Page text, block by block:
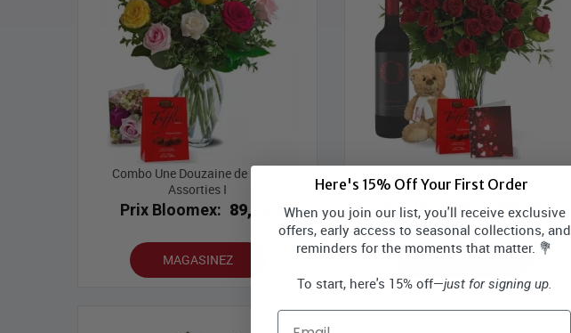
Combo Une Douzaine de Roses
Assorties I
Prix Bloomex: 89,99 $
MAGASINEZ
Collection Roses et Vin VI
Prix Bloomex: 249,99 $
Here's 15% Off Your First Order
When you join our list, you'll receive exclusive
offers, early access to seasonal collections, and
reminders for the moments that matter. 💐
To start, here's 15% off—just for signing up.
Email